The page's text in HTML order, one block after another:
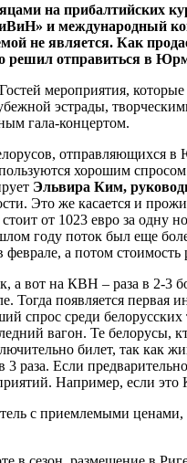
на прибалтийских
и международный
не является. Как
отправиться в
мероприятия,
эстрады,
гала-концертом.
отправляющихся
хорошим
Эльвира Ким,
Это же касается и
от 1023 евро за
году поток был еще
а потом стоимость
а вот на КВН – раза в 2-3
появляется
спрос среди
вагон. Те
билет, так как
раза. Если
Например, если
с приемлемыми ценами,